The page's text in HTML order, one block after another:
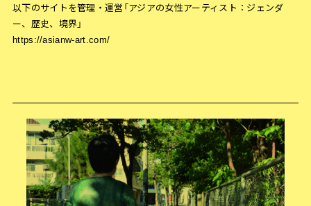
以下のサイトを管理・運営「アジアの女性アーティスト：ジェンダ
ー、歴史、境界」
https://asianw-art.com/